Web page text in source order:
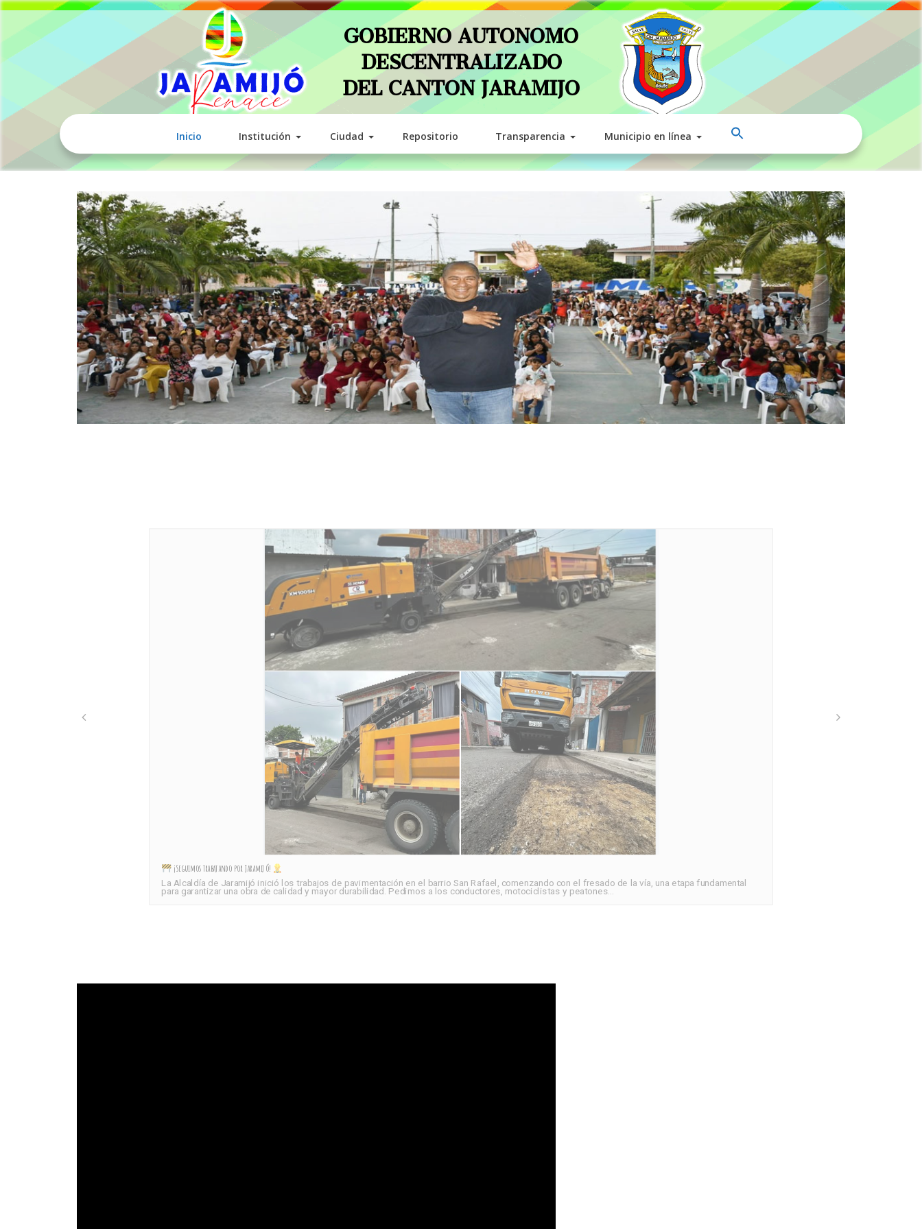
GOBIERNO AUTONOMO
DESCENTRALIZADO
DEL CANTON JARAMIJO
Inicio Institución Ciudad Repositorio Transparencia Municipio en línea
¡Seguimos trabajando por Jaramijó!
La Alcaldía de Jaramijó inició los trabajos de pavimentación en el barrio San Rafael, comenzando con el fresado de la vía, una etapa fundamental
para garantizar una obra de calidad y mayor durabilidad. Pedimos a los conductores, motociclistas y peatones…